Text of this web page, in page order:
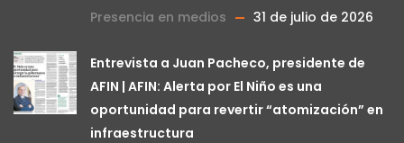
Presencia en medios
31 de julio de 2026
Entrevista a Juan Pacheco, presidente de
AFIN | AFIN: Alerta por El Niño es una
oportunidad para revertir “atomización” en
infraestructura